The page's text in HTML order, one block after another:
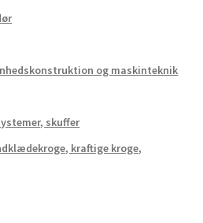
og maskinteknik
skuffer
kraftige kroge,